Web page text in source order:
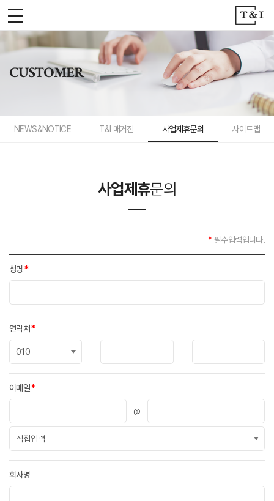
티
앤
이
CUSTOMER
NEWS&NOTICE T&I 매거진 사업제휴문의 사이트맵
사업제휴문의
* 필수입력입니다.
성명*
연락처*
이메일*
@
회사명